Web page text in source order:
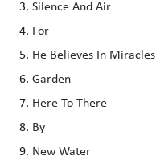
Silence And Air
For
He Believes In Miracles
Garden
Here To There
By
New Water